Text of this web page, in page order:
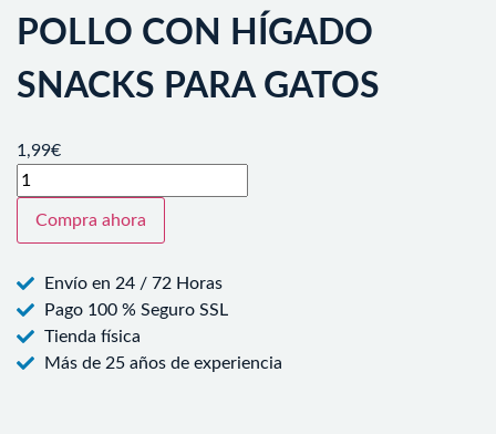
POLLO CON HÍGADO
SNACKS PARA GATOS
1,99€
Compra ahora
Envío en 24 / 72 Horas
Pago 100 % Seguro SSL
Tienda física
Más de 25 años de experiencia